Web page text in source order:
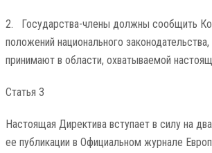
2. Государства-члены должны сообщить
положений национального
принимают в области, охватываемой
Статья 3
Настоящая Директива вступает в силу на
ее публикации в Официальном журнале